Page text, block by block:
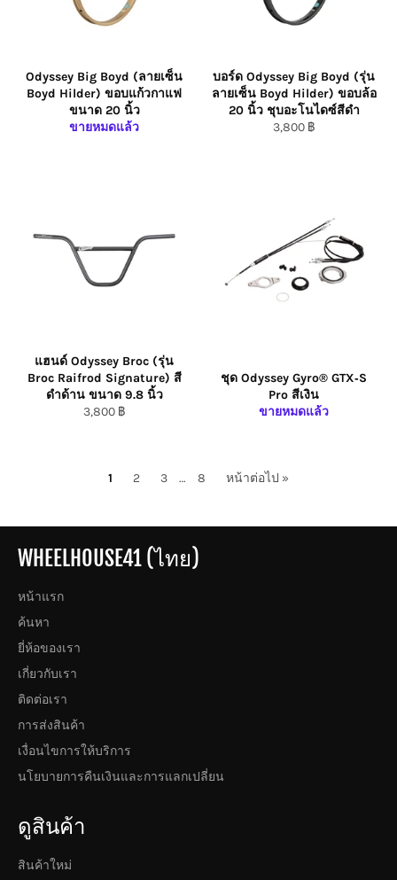
Odyssey Big Boyd (ลายเซ็น
Boyd Hilder) ขอบแก้วกาแฟ
ขนาด 20 นิ้ว
ขายหมดแล้ว
บอร์ด Odyssey Big Boyd (รุ่น
ลายเซ็น Boyd Hilder) ขอบล้อ
20 นิ้ว ชุบอะโนไดซ์สีดำ
ราคา
3,800 ฿
แฮนด์ Odyssey Broc (รุ่น
Broc Raifrod Signature) สี
ดำด้าน ขนาด 9.8 นิ้ว
ราคา
3,800 ฿
ชุด Odyssey Gyro® GTX‑S
Pro สีเงิน
ขายหมดแล้ว
1 2 3 … 8 หน้าต่อไป »
WHEELHOUSE41 (ไทย)
หน้าแรก
ค้นหา
ยี่ห้อของเรา
เกี่ยวกับเรา
ติดต่อเรา
การส่งสินค้า
เงื่อนไขการให้บริการ
นโยบายการคืนเงินและการแลกเปลี่ยน
ดูสินค้า
สินค้าใหม่